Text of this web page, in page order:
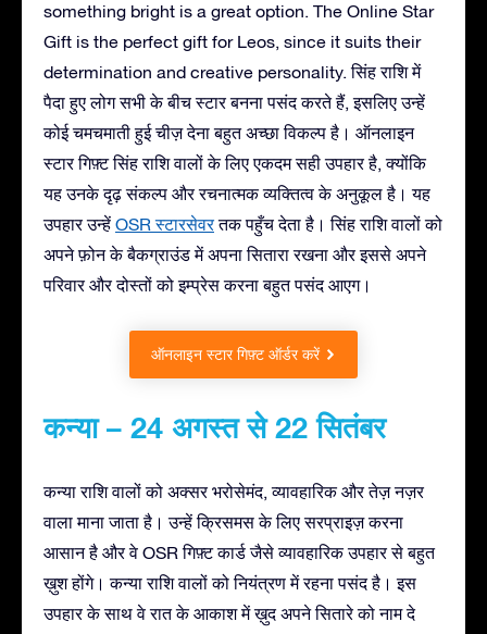
something bright is a great option. The Online Star
Gift is the perfect gift for Leos, since it suits their
determination and creative personality. सिंह राशि में
पैदा हुए लोग सभी के बीच स्टार बनना पसंद करते हैं, इसलिए उन्हें
कोई चमचमाती हुई चीज़ देना बहुत अच्छा विकल्प है। ऑनलाइन
स्टार गिफ़्ट सिंह राशि वालों के लिए एकदम सही उपहार है, क्योंकि
यह उनके दृढ़ संकल्प और रचनात्मक व्यक्तित्व के अनुकूल है। यह
उपहार उन्हें OSR स्टारसेवरतक पहुँच देता है। सिंह राशि वालों को
अपने फ़ोन के बैकग्राउंड में अपना सितारा रखना और इससे अपने
परिवार और दोस्तों को इम्प्रेस करना बहुत पसंद आएग।
ऑनलाइन स्टार गिफ़्ट ऑर्डर करें
कन्या – 24 अगस्त से 22 सितंबर
कन्या राशि वालों को अक्सर भरोसेमंद, व्यावहारिक और तेज़ नज़र
वाला माना जाता है। उन्हें क्रिसमस के लिए सरप्राइज़ करना
आसान है और वे OSR गिफ़्ट कार्ड जैसे व्यावहारिक उपहार से बहुत
ख़ुश होंगे। कन्या राशि वालों को नियंत्रण में रहना पसंद है। इस
उपहार के साथ वे रात के आकाश में ख़ुद अपने सितारे को नाम दे